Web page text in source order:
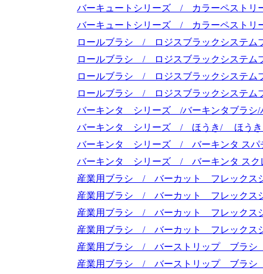
バーキュートシリーズ / カラーペストリ
バーキュートシリーズ / カラーペストリ
ロールブラシ / ロジスブラックシステム
ロールブラシ / ロジスブラックシステム
ロールブラシ / ロジスブラックシステム
ロールブラシ / ロジスブラックシステム
バーキンタ シリーズ /バーキンタブラシ/
バーキンタ シリーズ / ほうき/ ほうき
バーキンタ シリーズ / バーキンタ スパ
バーキンタ シリーズ / バーキンタ スク
産業用ブラシ / バーカット フレックス
産業用ブラシ / バーカット フレックス
産業用ブラシ / バーカット フレックス
産業用ブラシ / バーカット フレックス
産業用ブラシ / バーストリップ ブラシ
産業用ブラシ / バーストリップ ブラシ